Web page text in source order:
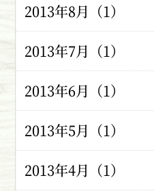
2013年8月（1）
2013年7月（1）
2013年6月（1）
2013年5月（1）
2013年4月（1）